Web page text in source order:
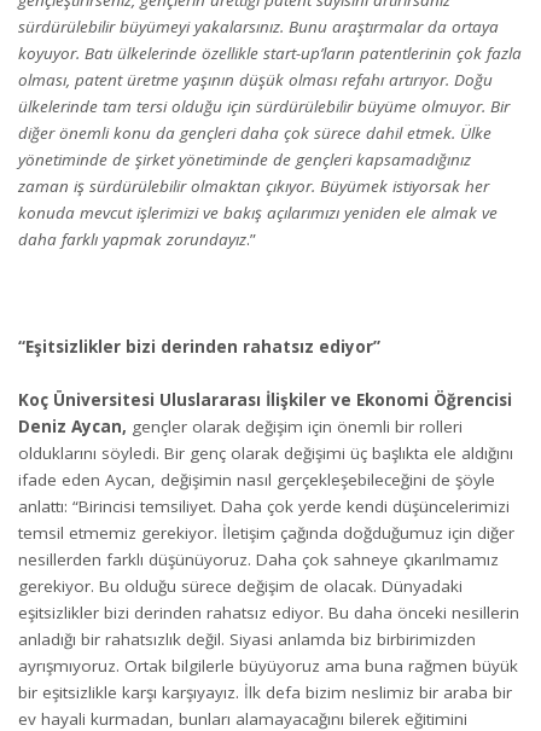
sürdürülebilir büyümeyi yakalarsınız. Bunu araştırmalar da ortaya
koyuyor. Batı ülkelerinde özellikle start-up’ların patentlerinin çok fazla
olması, patent üretme yaşının düşük olması refahı artırıyor. Doğu
ülkelerinde tam tersi olduğu için sürdürülebilir büyüme olmuyor. Bir
diğer önemli konu da gençleri daha çok sürece dahil etmek. Ülke
yönetiminde de şirket yönetiminde de gençleri kapsamadığınız
zaman iş sürdürülebilir olmaktan çıkıyor. Büyümek istiyorsak her
konuda mevcut işlerimizi ve bakış açılarımızı yeniden ele almak ve
daha farklı yapmak zorundayız.”
“Eşitsizlikler bizi derinden rahatsız ediyor”
Koç Üniversitesi Uluslararası İlişkiler ve Ekonomi Öğrencisi
Deniz Aycan, gençler olarak değişim için önemli bir rolleri
olduklarını söyledi. Bir genç olarak değişimi üç başlıkta ele aldığını
ifade eden Aycan, değişimin nasıl gerçekleşebileceğini de şöyle
anlattı: “Birincisi temsiliyet. Daha çok yerde kendi düşüncelerimizi
temsil etmemiz gerekiyor. İletişim çağında doğduğumuz için diğer
nesillerden farklı düşünüyoruz. Daha çok sahneye çıkarılmamız
gerekiyor. Bu olduğu sürece değişim de olacak. Dünyadaki
eşitsizlikler bizi derinden rahatsız ediyor. Bu daha önceki nesillerin
anladığı bir rahatsızlık değil. Siyasi anlamda biz birbirimizden
ayrışmıyoruz. Ortak bilgilerle büyüyoruz ama buna rağmen büyük
bir eşitsizlikle karşı karşıyayız. İlk defa bizim neslimiz bir araba bir
ev hayali kurmadan, bunları alamayacağını bilerek eğitimini